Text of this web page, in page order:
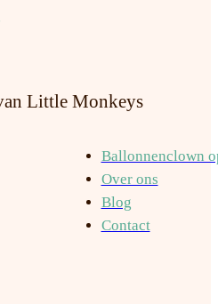
Little Monkeys
Ballonnenclown
Over ons
Blog
Contact